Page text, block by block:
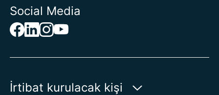
Social Media
İrtibat kurulacak kişi